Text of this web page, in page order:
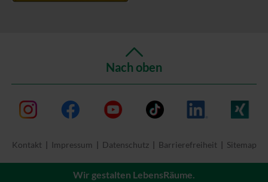
Nach oben
Kontakt Impressum Datenschutz Barrierefreiheit Sitemap
Wir gestalten LebensRäume.